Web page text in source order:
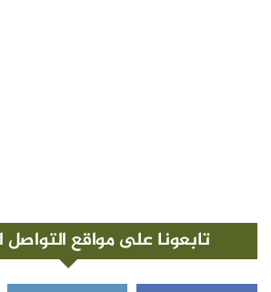
تابعونا على مواقع التواصل